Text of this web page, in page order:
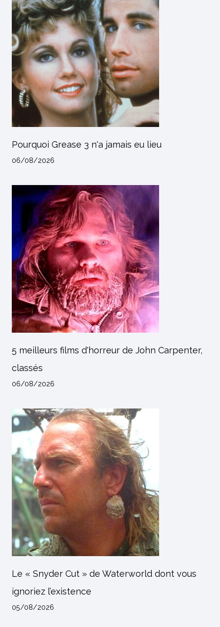
Pourquoi Grease 3 n'a jamais eu lieu
06/08/2026
5 meilleurs films d'horreur de John Carpenter,
classés
06/08/2026
Le « Snyder Cut » de Waterworld dont vous
ignoriez l’existence
05/08/2026